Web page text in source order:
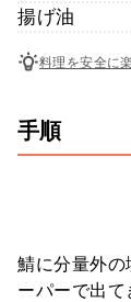
揚げ油
料理を安全に
手順
鯖に分量外
ーパーで出